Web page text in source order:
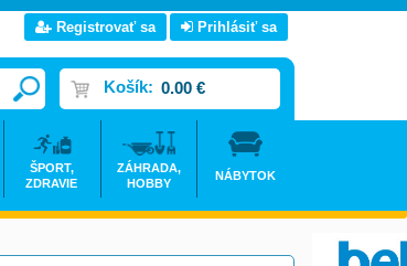
Registrovať sa Prihlásiť sa
Košík: 0.00 €
ŠPORT,
ZDRAVIE
ZÁHRADA,
HOBBY
NÁBYTOK